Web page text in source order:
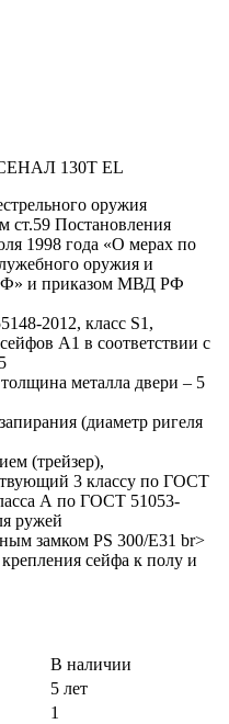
130Т EL
оружия
ст.59 Постановления
1998 года «О мерах по
оружия и
и приказом МВД РФ
2012, класс S1,
А1 в соответствии с
металла двери – 5
(диаметр ригеля
(трейзер),
3 классу по ГОСТ
А по ГОСТ 51053-
ружей
замком PS 300/Е31 br>
сейфа к полу и
В наличии
5 лет
1